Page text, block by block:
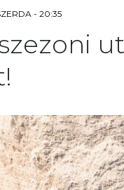
- 20:35